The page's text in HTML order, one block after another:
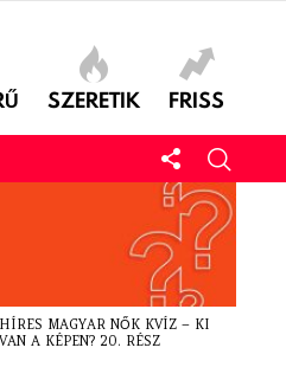
SZERETIK FRISS
HÍRES MAGYAR NŐK KVÍZ – KI
VAN A KÉPEN? 20. RÉSZ